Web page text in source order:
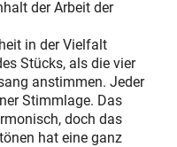
der Arbeit der
in der Vielfalt
Stücks, als die vier
anstimmen. Jeder
Stimmlage. Das
doch das
hat eine ganz